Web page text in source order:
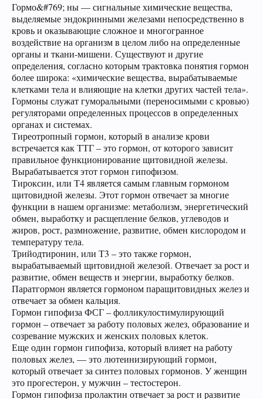
Гормо&#769; ны — сигнальные химические вещества,
выделяемые эндокринными железами непосредственно в
кровь и оказывающие сложное и многогранное
воздействие на организм в целом либо на определенные
органы и ткани-мишени. Существуют и другие
определения, согласно которым трактовка понятия гормон
более широка: «химические вещества, вырабатываемые
клетками тела и влияющие на клетки других частей тела».
Гормоны служат гуморальными (переносимыми с кровью)
регуляторами определенных процессов в определенных
органах и системах.
Тиреотропный гормон, который в анализе крови
встречается как ТТГ – это гормон, от которого зависит
правильное функционирование щитовидной железы.
Вырабатывается этот гормон гипофизом.
Тироксин, или Т4 является самым главным гормоном
щитовидной железы. Этот гормон отвечает за многие
функции в нашем организме: метаболизм, энергетический
обмен, выработку и расщепление белков, углеводов и
жиров, рост, размножение, развитие, обмен кислородом и
температуру тела.
Трийодтиронин, или Т3 – это также гормон,
вырабатываемый щитовидной железой. Отвечает за рост и
развитие, обмен веществ и энергии, выработку белков.
Паратгормон является гормоном паращитовидных желез и
отвечает за обмен кальция.
Гормон гипофиза ФСГ – фолликулостимулирующий
гормон – отвечает за работу половых желез, образование и
созревание мужских и женских половых клеток.
Еще один гормон гипофиза, который влияет на работу
половых желез, — это лютеинизирующий гормон,
который отвечает за синтез половых гормонов. У женщин
это прогестерон, у мужчин – тестостерон.
Гормон гипофиза пролактин отвечает за рост и развитие